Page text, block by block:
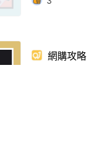
網購攻略